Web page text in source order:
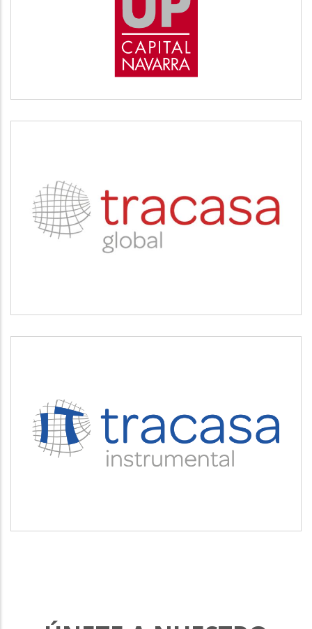
Desarrollo empresarial
TRACASA
Servicios tecnológicos y modernización
TRACASA INSTRUMENTAL
Servicios tecnológicos y modernización